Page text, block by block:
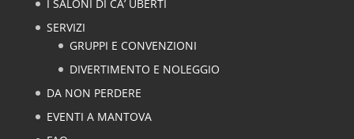
I SALONI DI CA’ UBERTI
SERVIZI
GRUPPI E CONVENZIONI
DIVERTIMENTO E NOLEGGIO
DA NON PERDERE
EVENTI A MANTOVA